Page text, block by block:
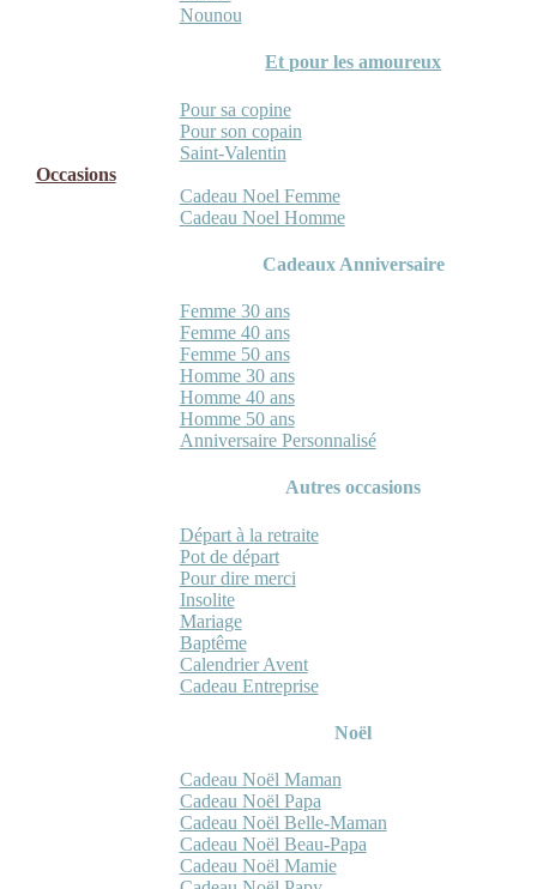
Nounou
Et pour les amoureux
Pour sa copine
Pour son copain
Saint-Valentin
Occasions
Cadeau Noel Femme
Cadeau Noel Homme
Cadeaux Anniversaire
Femme 30 ans
Femme 40 ans
Femme 50 ans
Homme 30 ans
Homme 40 ans
Homme 50 ans
Anniversaire Personnalisé
Autres occasions
Départ à la retraite
Pot de départ
Pour dire merci
Insolite
Mariage
Baptême
Calendrier Avent
Cadeau Entreprise
Noël
Cadeau Noël Maman
Cadeau Noël Papa
Cadeau Noël Belle-Maman
Cadeau Noël Beau-Papa
Cadeau Noël Mamie